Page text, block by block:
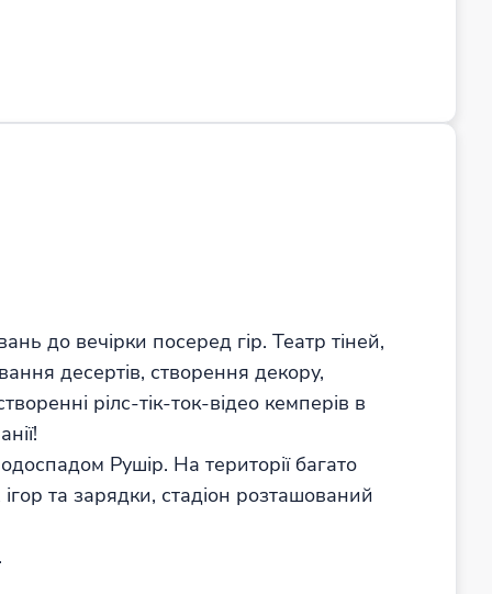
до вечірки посеред гір. Театр тіней,
десертів, створення декору,
рілс-тік-ток-відео кемперів в
Рушір. На території багато
та зарядки, стадіон розташований